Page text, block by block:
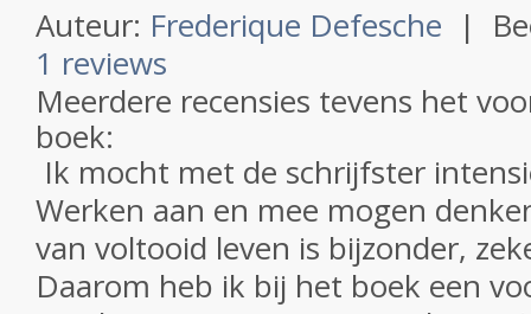
Auteur: Frederique Defesche |
1 reviews
Meerdere recensies tevens het
boek:
Ik mocht met de schrijfster
Werken aan en mee mogen
van voltooid leven is bijzonder,
Daarom heb ik bij het boek een